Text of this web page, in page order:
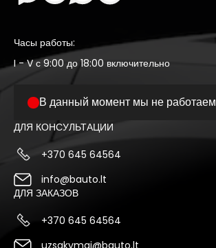
Часы работы:
I - V с 9:00 до 18:00 включительно
В данный момент мы не работаем
ДЛЯ КОНСУЛЬТАЦИИ
+370 645 64564
info@bauto.lt
ДЛЯ ЗАКАЗОВ
+370 645 64564
uzsakymai@bauto.lt